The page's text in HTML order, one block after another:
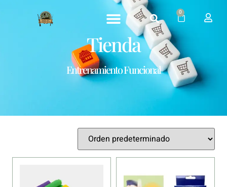
0
Tienda
Entrenamiento Funcional